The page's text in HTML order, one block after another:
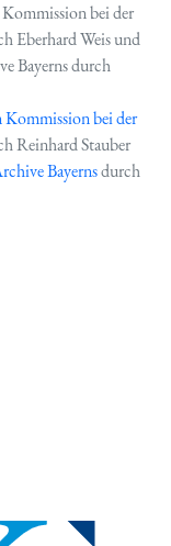
bei der
Eberhard Weis und
Bayerns durch
bei der
Reinhard Stauber
Bayernsdurch